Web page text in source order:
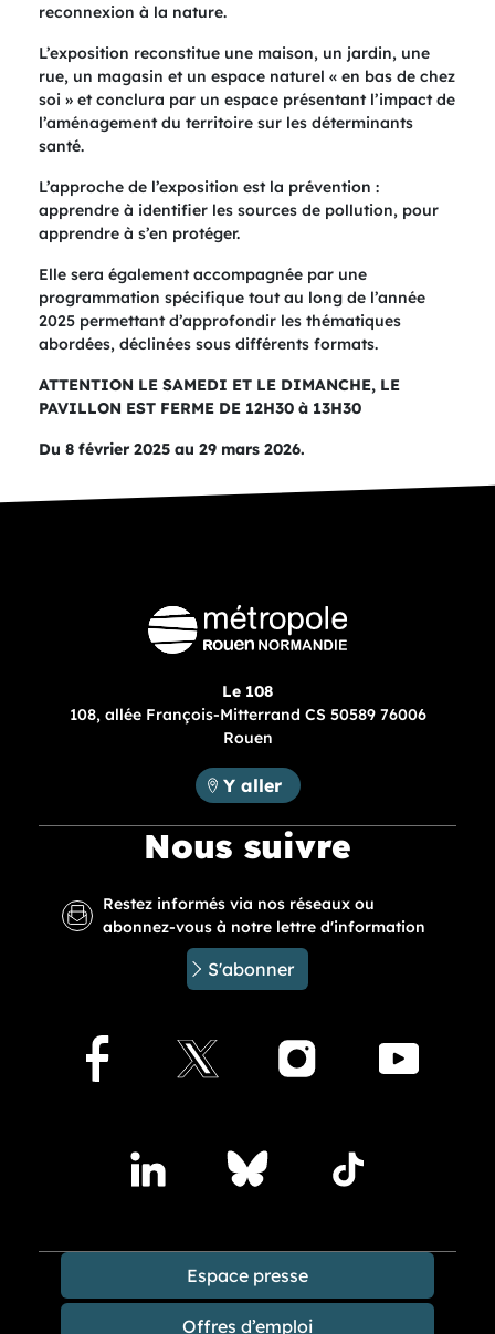
reconnexion à la nature.
L’exposition reconstitue une maison, un jardin, une
rue, un magasin et un espace naturel « en bas de chez
soi » et conclura par un espace présentant l’impact de
l’aménagement du territoire sur les déterminants
santé.
L’approche de l’exposition est la prévention :
apprendre à identifier les sources de pollution, pour
apprendre à s’en protéger.
Elle sera également accompagnée par une
programmation spécifique tout au long de l’année
2025 permettant d’approfondir les thématiques
abordées, déclinées sous différents formats.
ATTENTION LE SAMEDI ET LE DIMANCHE, LE
PAVILLON EST FERME DE 12H30 à 13H30
Du 8 février 2025 au 29 mars 2026.
Le 108
108, allée François-Mitterrand CS 50589 76006
Rouen
Métropole Rouen Normandie :
Y aller
Nous suivre
Restez informés via nos réseaux ou
abonnez-vous à notre lettre d'information
S'abonner
Facebook
X Instagram
LindedinBlueskyTikTok
Espace presse
Offres d’emploi